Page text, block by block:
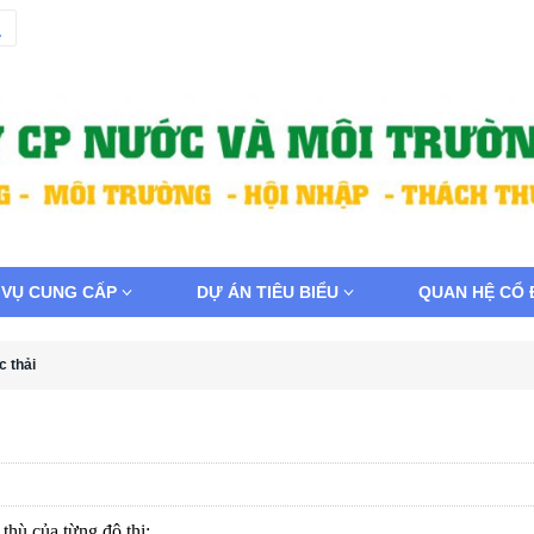
CUNG CẤP DỰ ÁN TIÊU BIỂU QUAN HỆ CỔ
thải